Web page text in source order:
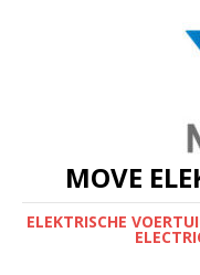
MOVE
ELEKTRISCHE